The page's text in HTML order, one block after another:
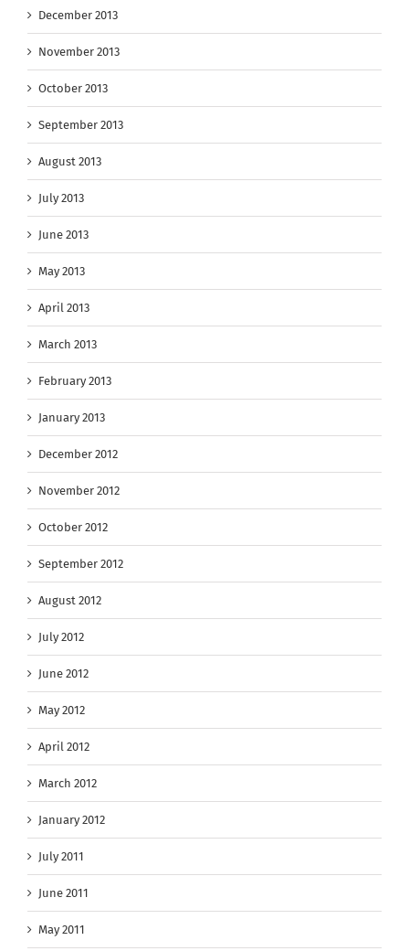
December 2013
November 2013
October 2013
September 2013
August 2013
July 2013
June 2013
May 2013
April 2013
March 2013
February 2013
January 2013
December 2012
November 2012
October 2012
September 2012
August 2012
July 2012
June 2012
May 2012
April 2012
March 2012
January 2012
July 2011
June 2011
May 2011